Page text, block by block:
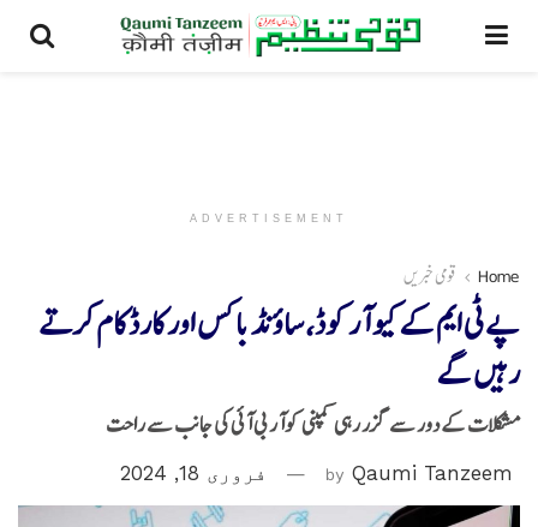
ADVERTISEMENT
Home قومی خبریں
پے ٹی ایم کے کیو آر کوڈ، ساؤنڈ باکس اور کارڈ کام کرتے
رہیں گے
مشکلات کے دور سے گزر رہی کمپنی کوآر بی آئی کی جانب سے راحت
by Qaumi Tanzeem فروری 18, 2024